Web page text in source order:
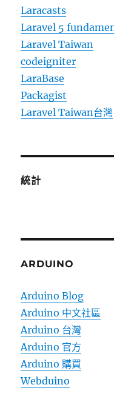
Laracasts
Laravel 5
Laravel Taiwan
codeigniter
LaraBase
Packagist
Laravel Taiwan台灣
統計
ARDUINO
Arduino Blog
Arduino 中文社區
Arduino 台灣
Arduino 官方
Arduino 購買
Webduino